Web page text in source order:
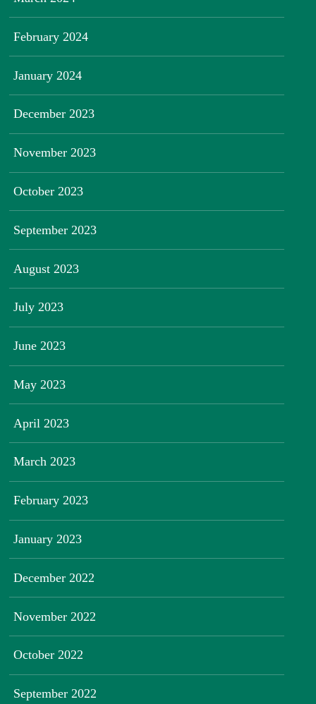
February 2024
January 2024
December 2023
November 2023
October 2023
September 2023
August 2023
July 2023
June 2023
May 2023
April 2023
March 2023
February 2023
January 2023
December 2022
November 2022
October 2022
September 2022